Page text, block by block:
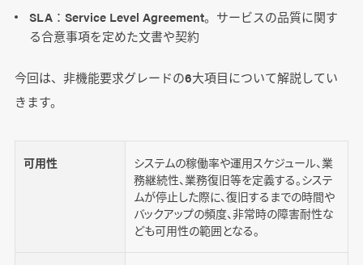
SLA：Service Level Agreement。サービスの品質に関す
る合意事項を定めた文書や契約
今回は、非機能要求グレードの6大項目について解説してい
きます。
可用性
システムの稼働率や運用スケジュール、業
務継続性、業務復旧等を定義する。システ
ムが停止した際に、復旧するまでの時間や
バックアップの頻度、非常時の障害耐性な
ども可用性の範囲となる。